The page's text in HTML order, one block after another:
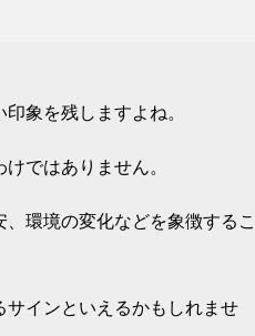
象を残しますよね。
ではありません。
環境の変化などを象徴するこ
サインといえるかもしれませ